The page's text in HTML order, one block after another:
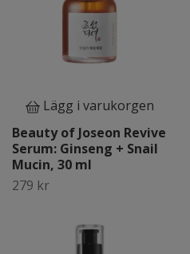
Lägg i varukorgen
Beauty of Joseon Revive
Serum: Ginseng + Snail
Mucin, 30 ml
279 kr